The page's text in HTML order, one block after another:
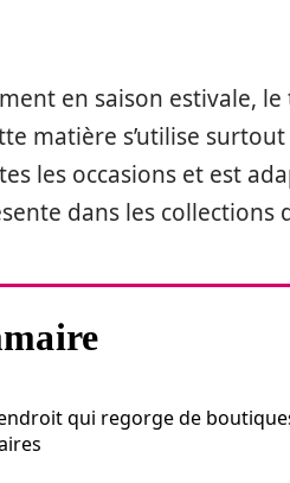
en saison estivale,
matière s’utilise
les occasions et est
dans les
qui regorge de